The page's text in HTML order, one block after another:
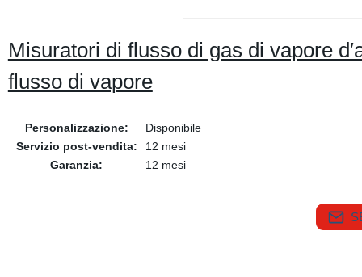
Misuratori di flusso di gas di vapore
flusso di vapore
Personalizzazione:
Disponibile
Servizio post-vendita:
12 mesi
Garanzia:
12 mesi